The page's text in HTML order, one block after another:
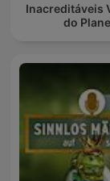
Inacreditáveis
do